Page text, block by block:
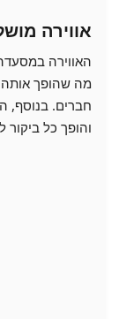
אווירה
האווירה
מה שהופך אותה
חברים. בנוסף,
והופך כל ביקור